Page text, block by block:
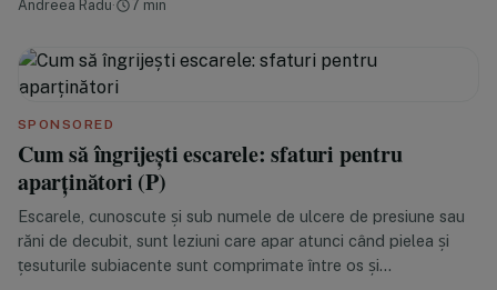
Andreea Radu· 7 min
SPONSORED
Cum să îngrijești escarele: sfaturi pentru
aparținători (P)
Escarele, cunoscute și sub numele de ulcere de presiune sau
răni de decubit, sunt leziuni care apar atunci când pielea și
țesuturile subiacente sunt comprimate între os și…